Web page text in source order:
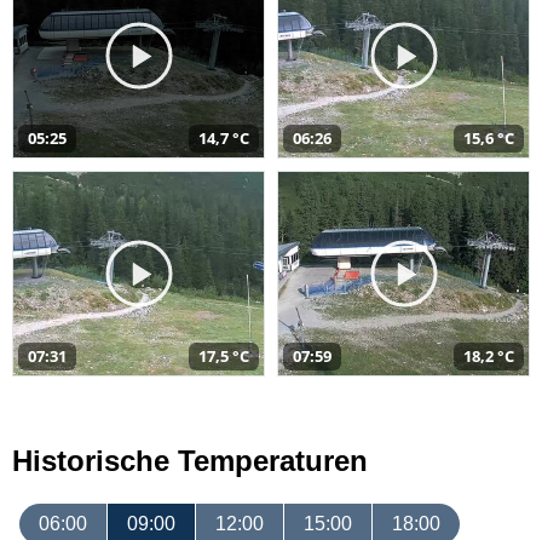
05:25 14,7 °C 06:26 15,6 °C
07:31 17,5 °C 07:59 18,2 °C
Historische Temperaturen
06:00 09:00 12:00 15:00 18:00